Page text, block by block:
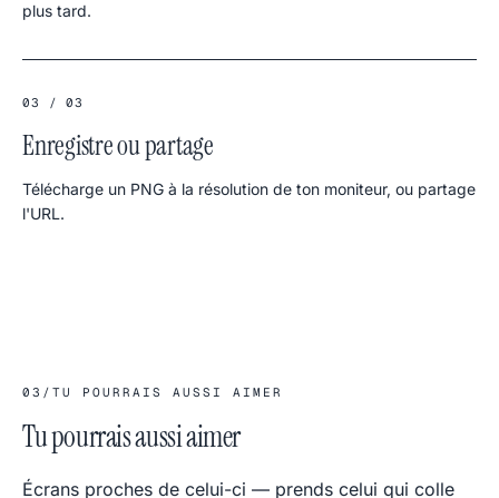
plus tard.
03 / 03
Enregistre ou partage
Télécharge un PNG à la résolution de ton moniteur, ou partage
l'URL.
03 / TU POURRAIS AUSSI AIMER
Tu pourrais aussi aimer
Écrans proches de celui-ci — prends celui qui colle